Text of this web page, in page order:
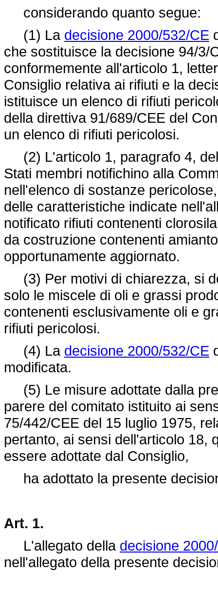
considerando quanto segue:
(1) La decisione 2000/532/CE
che sostituisce la decisione 94/3/
conformemente all'articolo 1,
Consiglio relativa ai rifiuti e la
istituisce un elenco di rifiuti
della direttiva 91/689/CEE del
un elenco di rifiuti pericolosi.
(2) L'articolo 1, paragrafo 4,
Stati membri notifichino alla
nell'elenco di sostanze
delle caratteristiche indicate
notificato rifiuti contenenti
da costruzione contenenti
opportunamente aggiornato.
(3) Per motivi di chiarezza, si
solo le miscele di oli e grassi
contenenti esclusivamente oli e
rifiuti pericolosi.
(4) La decisione 2000/532/CE
modificata.
(5) Le misure adottate dalla
parere del comitato istituito ai
75/442/CEE del 15 luglio 1975,
pertanto, ai sensi dell'articolo 18,
essere adottate dal Consiglio,
ha adottato la presente
Art. 1.
L'allegato della decisione
nell'allegato della presente